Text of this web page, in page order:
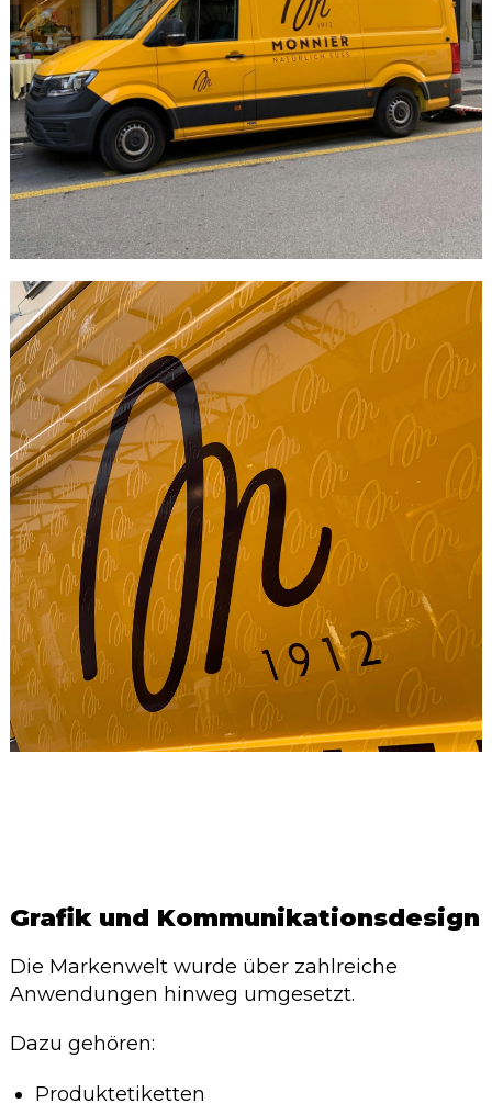
Grafik und Kommunikationsdesign
Die Markenwelt wurde über zahlreiche
Anwendungen hinweg umgesetzt.
Dazu gehören:
Produktetiketten